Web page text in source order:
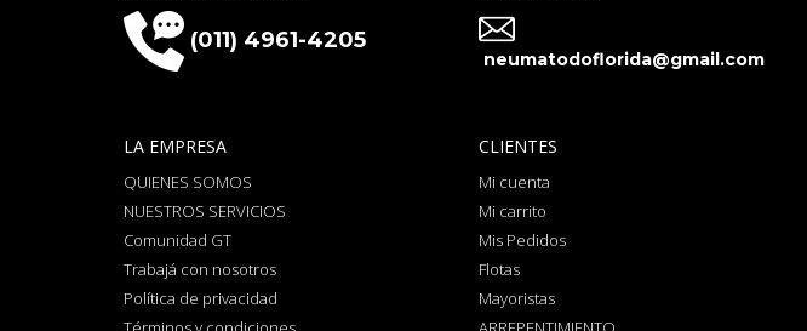
(011) 4961-4205
neumatodoflorida@gmail.com
LA EMPRESA
QUIENES SOMOS
NUESTROS SERVICIOS
Comunidad GT
Trabajá con nosotros
Política de privacidad
CLIENTES
Mi cuenta
Mi carrito
Mis Pedidos
Flotas
Mayoristas